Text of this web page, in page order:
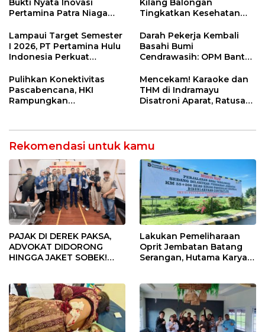
Bukti Nyata Inovasi
Pertamina Patra Niaga
Net Zero Emission 2060
Kilang Balongan
Tingkatkan Kesehatan
Pemeriksaan Kesehatan
Rutin dan Edukasi
Perawatan Gigi
Lampaui Target Semester
I 2026, PT Pertamina Hulu
Indonesia Perkuat
Nasional Lewat Inovasi &
Keselamatan Kerja
Darah Pekerja Kembali
Basahi Bumi
Cendrawasih: OPM Bantai
di Tolikara!
Pulihkan Konektivitas
Pascabencana, HKI
Rampungkan
Mencekam! Karaoke dan
THM di Indramayu
Disatroni Aparat, Ratusan
Rekomendasi untuk kamu
PAJAK DI DEREK PAKSA,
ADVOKAT DIDORONG
HINGGA JAKET SOBEK!
Pekanbaru!
Lakukan Pemeliharaan
Oprit Jembatan Batang
Serangan, Hutama Karya